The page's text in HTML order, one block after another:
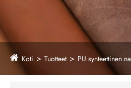
Koti Tuotteet PU synteettinen